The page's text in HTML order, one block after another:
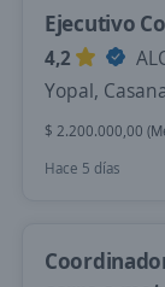
Ejecutivo
4,2
Yopal,
$ 2.200.000,00
Hace 5 días